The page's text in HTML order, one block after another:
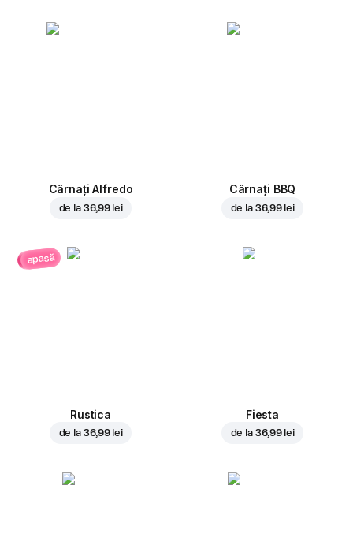
Cârnați Alfredo
de la 36,99 lei
Cârnați BBQ
de la 36,99 lei
apasă
Rustica
de la 36,99 lei
Fiesta
de la 36,99 lei